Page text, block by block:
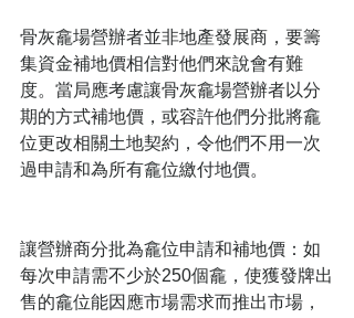
骨灰龕場營辦者並非地產發展商，要籌
集資金補地價相信對他們來說會有難
度。當局應考慮讓骨灰龕場營辦者以分
期的方式補地價，或容許他們分批將龕
位更改相關土地契約，令他們不用一次
過申請和為所有龕位繳付地價。
讓營辦商分批為龕位申請和補地價：如
每次申請需不少於250個龕，使獲發牌出
售的龕位能因應市場需求而推出市場，